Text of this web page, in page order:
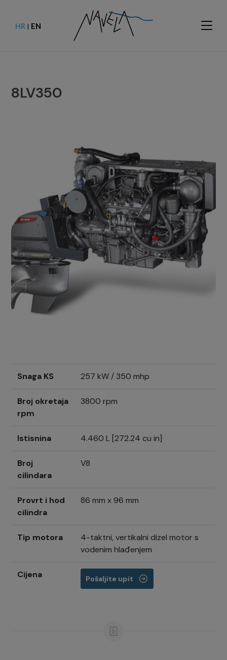
HR | EN
8LV350
Snaga KS 257 kW / 350 mhp
Broj okretaja
rpm
3800 rpm
Istisnina 4.460 L [272.24 cu in]
Broj
cilindara
V8
Provrt i hod
cilindra
86 mm x 96 mm
Tip motora
4-taktni, vertikalni dizel motor s
vodenim hlađenjem
Cijena Pošaljite upit